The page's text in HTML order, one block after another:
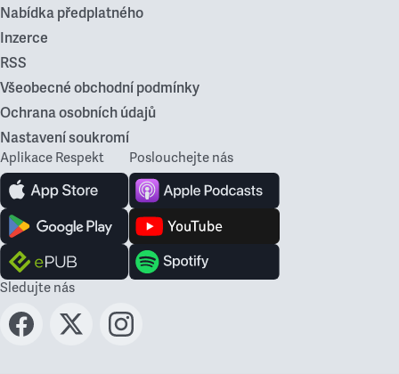
Nabídka předplatného
Inzerce
RSS
Všeobecné obchodní podmínky
Ochrana osobních údajů
Nastavení soukromí
Aplikace Respekt Poslouchejte nás
Sledujte nás